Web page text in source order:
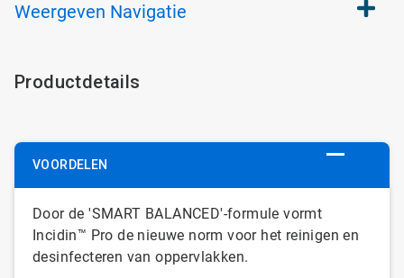
Weergeven Navigatie
Productdetails
VOORDELEN
Door de 'SMART BALANCED'-formule vormt
Incidin™ Pro de nieuwe norm voor het reinigen en
desinfecteren van oppervlakken.